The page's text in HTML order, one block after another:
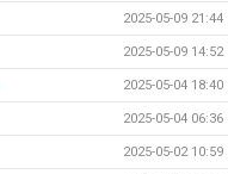
2025-05-09 21:44
2025-05-09 14:52
2025-05-04 18:40
2025-05-04 06:36
2025-05-02 10:59